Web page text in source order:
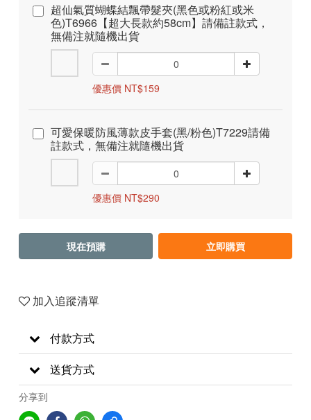
超仙氣質蝴蝶結飄帶髮夾(黑色或粉紅或米
色)T6966【超大長款約58cm】請備註款式，
無備注就隨機出貨
優惠價 NT$159
可愛保暖防風薄款皮手套(黑/粉色)T7229請備
註款式，無備注就隨機出貨
優惠價 NT$290
現在預購 立即購買
加入追蹤清單
付款方式
送貨方式
分享到